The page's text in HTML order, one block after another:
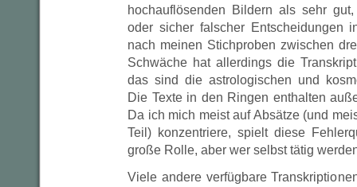
hochauflösenden Bildern als sehr
oder sicher falscher Entscheidungen
nach meinen Stichproben zwischen
Schwäche hat allerdings die
das sind die astrologischen und
Die Texte in den Ringen enthalten
Da ich mich meist auf Absätze (und
Teil) konzentriere, spielt diese
große Rolle, aber wer selbst tätig
Viele andere verfügbare